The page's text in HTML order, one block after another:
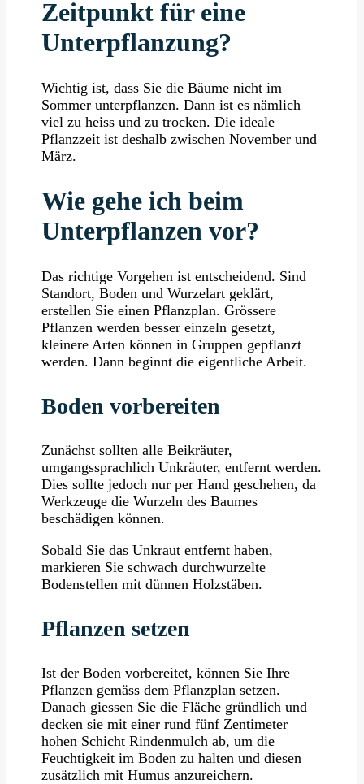
Zeitpunkt für eine
Unterpflanzung?
Wichtig ist, dass Sie die Bäume nicht im
Sommer unterpflanzen. Dann ist es nämlich
viel zu heiss und zu trocken. Die ideale
Pflanzzeit ist deshalb zwischen November und
März.
Wie gehe ich beim
Unterpflanzen vor?
Das richtige Vorgehen ist entscheidend. Sind
Standort, Boden und Wurzelart geklärt,
erstellen Sie einen Pflanzplan. Grössere
Pflanzen werden besser einzeln gesetzt,
kleinere Arten können in Gruppen gepflanzt
werden. Dann beginnt die eigentliche Arbeit.
Boden vorbereiten
Zunächst sollten alle Beikräuter,
umgangssprachlich Unkräuter, entfernt werden.
Dies sollte jedoch nur per Hand geschehen, da
Werkzeuge die Wurzeln des Baumes
beschädigen können.
Sobald Sie das Unkraut entfernt haben,
markieren Sie schwach durchwurzelte
Bodenstellen mit dünnen Holzstäben.
Pflanzen setzen
Ist der Boden vorbereitet, können Sie Ihre
Pflanzen gemäss dem Pflanzplan setzen.
Danach giessen Sie die Fläche gründlich und
decken sie mit einer rund fünf Zentimeter
hohen Schicht Rindenmulch ab, um die
Feuchtigkeit im Boden zu halten und diesen
zusätzlich mit Humus anzureichern.